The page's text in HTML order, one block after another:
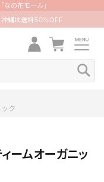
の花モール」
縄は送料50%OFF
ク
ームオーガニッ